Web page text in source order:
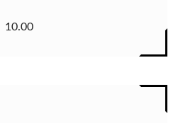
10.00